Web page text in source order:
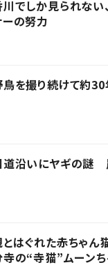
でしか見られな
ーの努力
を撮り続けて約
道沿いにヤギの謎
とはぐれた赤ちゃ
寺の“寺猫”ムーン